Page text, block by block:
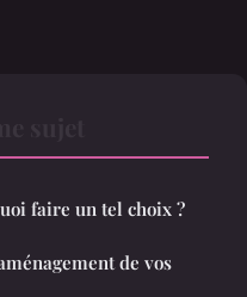
faire un tel choix ?
de vos